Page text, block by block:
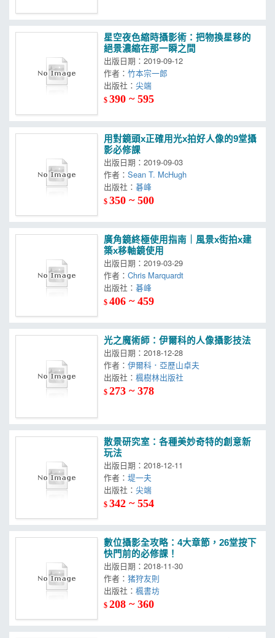
星空夜色縮時攝影術：把物換星移的
絕景濃縮在那一瞬之間
出版日期：2019-09-12
作者：竹本宗一郎
出版社：
$390 ~ 595
用對鏡頭x正確用光x拍好人像的9堂攝
影必修課
出版日期：2019-09-03
作者：Sean T. McHugh
出版社：
$350 ~ 500
廣角鏡終極使用指南｜風景x街拍x建
築x移軸鏡使用
出版日期：2019-03-29
作者：Chris Marquardt
出版社：
$406 ~ 459
光之魔術師：伊爾科的人像攝影技法
出版日期：2018-12-28
作者：伊爾科．亞歷山卓夫
出版社：
$273 ~ 378
散景研究室：各種美妙奇特的創意新
玩法
出版日期：2018-12-11
作者：堤一夫
出版社：
$342 ~ 554
數位攝影全攻略：4大章節，26堂按下
快門前的必修課！
出版日期：2018-11-30
作者：猪狩友則
出版社：
$208 ~ 360